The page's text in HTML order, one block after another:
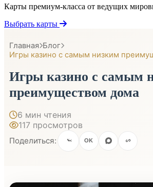
Карты премиум-класса от ведущих
Выбрать карты
Главная Блог
Игры казино с самым низким
Игры казино с самым
преимуществом дома
6 мин чтения
117 просмотров
Поделиться: OK